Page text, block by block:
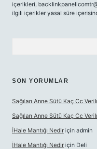
içerikleri,
ilgili içerikler yasal süre
SON YORUMLAR
Sağılan Anne Sütü Kaç Cc
Sağılan Anne Sütü Kaç Cc
İHale Mantığı Nedir için admin
İHale Mantığı Nedir için Deli